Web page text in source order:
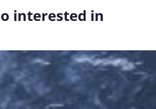
interested in